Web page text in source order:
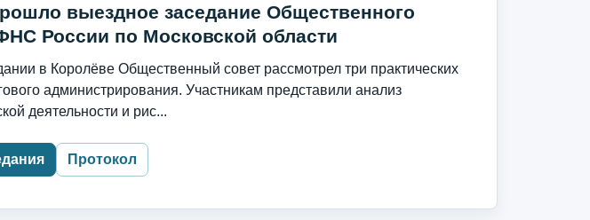
выездное заседание Общественного
России по Московской области
в Королёве Общественный совет рассмотрел три практических
администрирования. Участникам представили анализ
деятельности и рис...
Протокол